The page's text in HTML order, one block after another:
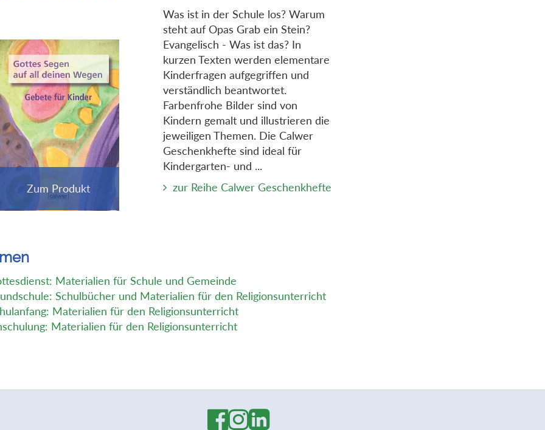
Was ist in der Schule los? Warum
steht auf Opas Grab ein Stein?
Evangelisch - Was ist das? In
kurzen Texten werden elementare
Kinderfragen aufgegriffen und
verständlich beantwortet.
Farbenfrohe Bilder sind von
Kindern gemalt und illustrieren die
jeweiligen Themen. Die Calwer
Geschenkhefte sind ideal für
Kindergarten- und ...
zur Reihe Calwer Geschenkhefte
Materialien für Schule und Gemeinde
Schulbücher und Materialien für den Religionsunterricht
Materialien für den Religionsunterricht
Materialien für den Religionsunterricht